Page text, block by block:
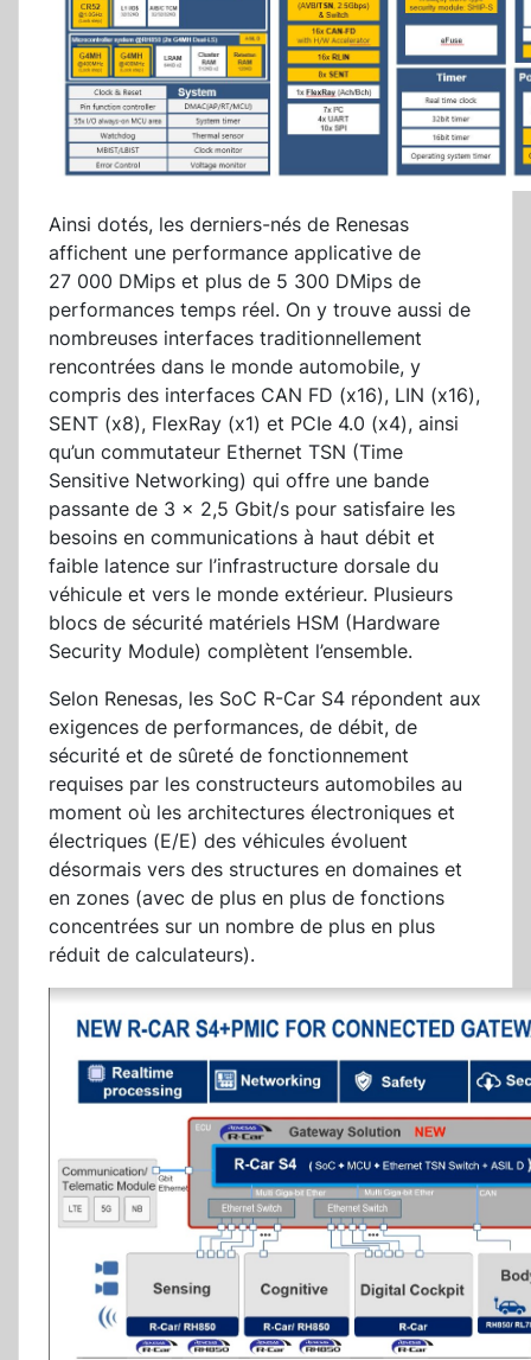
Ainsi dotés, les derniers-nés de Renesas
affichent une performance applicative de
27 000 DMips et plus de 5 300 DMips de
performances temps réel. On y trouve aussi de
nombreuses interfaces traditionnellement
rencontrées dans le monde automobile, y
compris des interfaces CAN FD (x16), LIN (x16),
SENT (x8), FlexRay (x1) et PCIe 4.0 (x4), ainsi
qu’un commutateur Ethernet TSN (Time
Sensitive Networking) qui offre une bande
passante de 3 x 2,5 Gbit/s pour satisfaire les
besoins en communications à haut débit et
faible latence sur l’infrastructure dorsale du
véhicule et vers le monde extérieur. Plusieurs
blocs de sécurité matériels HSM (Hardware
Security Module) complètent l’ensemble.
Selon Renesas, les SoC R-Car S4 répondent aux
exigences de performances, de débit, de
sécurité et de sûreté de fonctionnement
requises par les constructeurs automobiles au
moment où les architectures électroniques et
électriques (E/E) des véhicules évoluent
désormais vers des structures en domaines et
en zones (avec de plus en plus de fonctions
concentrées sur un nombre de plus en plus
réduit de calculateurs).